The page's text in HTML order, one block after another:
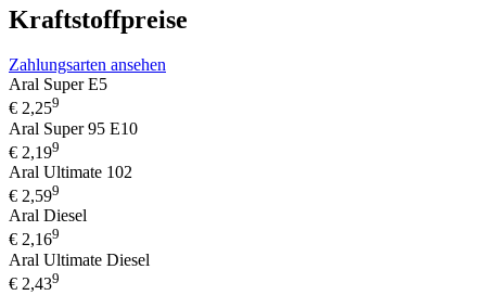
Kraftstoffpreise
Zahlungsarten ansehen
Aral Super E5
€ 2,259
Aral Super 95 E10
€ 2,199
Aral Ultimate 102
€ 2,599
Aral Diesel
€ 2,169
Aral Ultimate Diesel
€ 2,439